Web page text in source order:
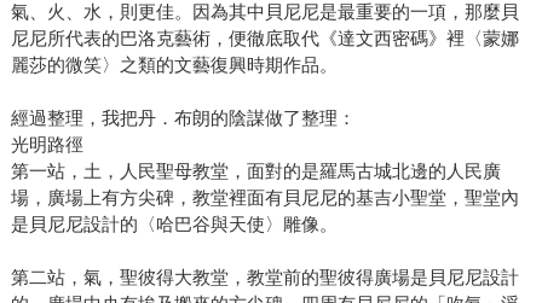
氣、火、水，則更佳。因為其中貝尼尼是最重要的一項，那麼貝
尼尼所代表的巴洛克藝術，便徹底取代《達文西密碼》裡〈蒙娜
麗莎的微笑〉之類的文藝復興時期作品。
經過整理，我把丹．布朗的陰謀做了整理：
光明路徑
第一站，土，人民聖母教堂，面對的是羅馬古城北邊的人民廣
場，廣場上有方尖碑，教堂裡面有貝尼尼的基吉小聖堂，聖堂內
是貝尼尼設計的〈哈巴谷與天使〉雕像。
第二站，氣，聖彼得大教堂，教堂前的聖彼得廣場是貝尼尼設計